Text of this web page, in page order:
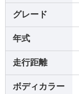
グレード
年式
走行距離
ボディカラー